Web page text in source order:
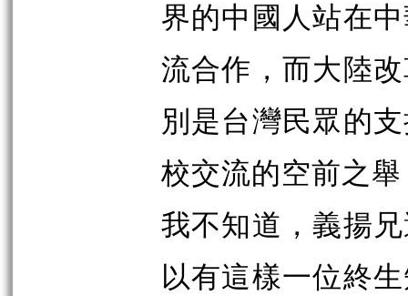
界的中國人站在
流合作，而大陸
別是台灣民眾的
校交流的空前之
我不知道，義揚
以有這樣一位終